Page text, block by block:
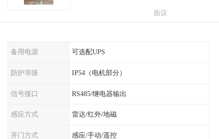
面议
备用电源 可选配UPS
防护等级 IP54（电机部分）
信号接口 RS485/继电器输出
感应方式 雷达/红外/地磁
开门方式 感应/手动/遥控